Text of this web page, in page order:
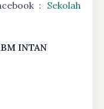
: Sekolah
INTAN